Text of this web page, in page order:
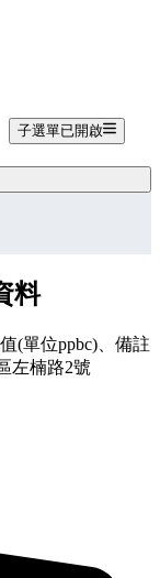
子選單已開啟
料
(單位ppbc)、備註
左楠路2號